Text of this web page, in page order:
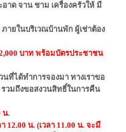
าด จาน ชาม เครื่องครัวให้ มี
ายในบริเวณบ้านพัก ผู้เช่าต้อง
บาท พร้อมบัตรประชาชน
ที่ได้ทำการจองมา ทางเราขอ
วมถึงขอสงวนสิทธิ์ในการคืน
น.
12.00 น. (เวลา 11.00 น. จะมี